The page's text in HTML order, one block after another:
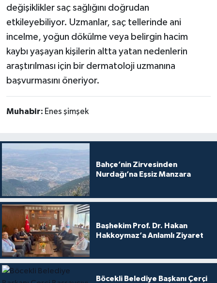
değişiklikler saç sağlığını doğrudan
etkileyebiliyor. Uzmanlar, saç tellerinde ani
incelme, yoğun dökülme veya belirgin hacim
kaybı yaşayan kişilerin altta yatan nedenlerin
araştırılması için bir dermatoloji uzmanına
başvurmasını öneriyor.
Muhabir: Enes şimşek
Bahçe’nin Zirvesinden
Nurdağı’na Eşsiz Manzara
Başhekim Prof. Dr. Hakan
Hakkoymaz’a Anlamlı Ziyaret
Böcekli Belediye Başkanı Çerçi